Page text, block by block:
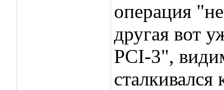
операция
другая вот
PCI-3",